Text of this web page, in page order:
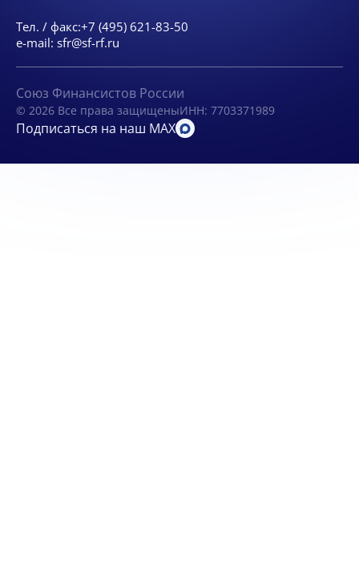
Тел. / факс:+7 (495) 621-83-50
e-mail: sfr@sf-rf.ru
Союз Финансистов России
© 2026 Все права защищеныИНН: 7703371989
Подписаться на наш MAX